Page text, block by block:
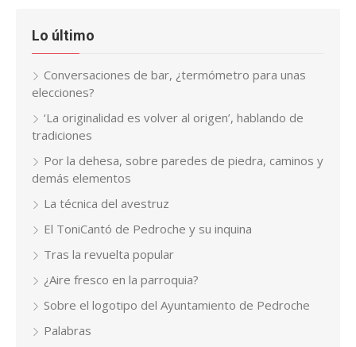
Lo último
Conversaciones de bar, ¿termómetro para unas
elecciones?
‘La originalidad es volver al origen’, hablando de
tradiciones
Por la dehesa, sobre paredes de piedra, caminos y
demás elementos
La técnica del avestruz
El ToniCantó de Pedroche y su inquina
Tras la revuelta popular
¿Aire fresco en la parroquia?
Sobre el logotipo del Ayuntamiento de Pedroche
Palabras